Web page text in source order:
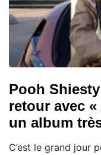
Pooh
retour avec
un album
C’est le grand jour